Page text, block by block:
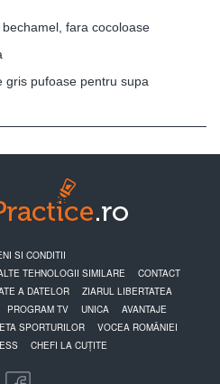
fara cocoloase
gris pufoase pentru supa
SI CONDITII
TEHNOLOGII SIMILARE
CONTACT
A DATELOR
ZIARUL LIBERTATEA
PROGRAM TV UNICA
AVANTAJE
SPORTURILOR
VOCEA ROMÂNIEI
CHEFI LA CUȚITE